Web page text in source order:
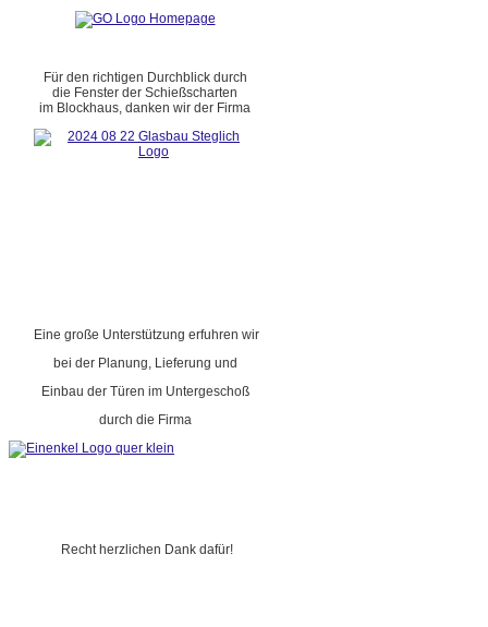
Für den richtigen Durchblick durch
die Fenster der Schießscharten
im Blockhaus, danken wir der Firma
Eine große Unterstützung erfuhren wir
bei der Planung, Lieferung und
Einbau der Türen im Untergeschoß
durch die Firma
Recht herzlichen Dank dafür!